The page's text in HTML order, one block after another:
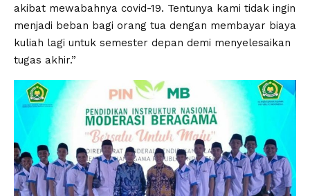
akibat mewabahnya covid-19. Tentunya kami tidak ingin
menjadi beban bagi orang tua dengan membayar biaya
kuliah lagi untuk semester depan demi menyelesaikan
tugas akhir.”